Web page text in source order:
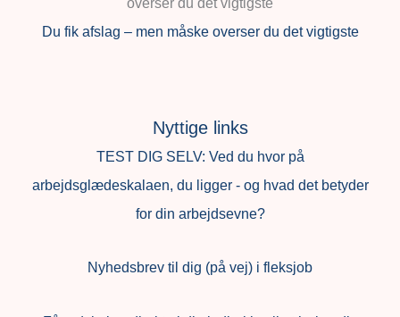
Du fik afslag – men måske overser du det vigtigste
Nyttige links
TEST DIG SELV: Ved du hvor på
arbejdsglædeskalaen, du ligger - og hvad det betyder
for din arbejdsevne?
Nyhedsbrev til dig (på vej) i fleksjob